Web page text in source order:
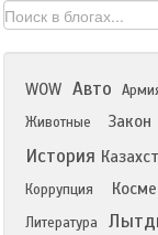
WOW Авто
Животные
Закон
История
Коррупция
Литература